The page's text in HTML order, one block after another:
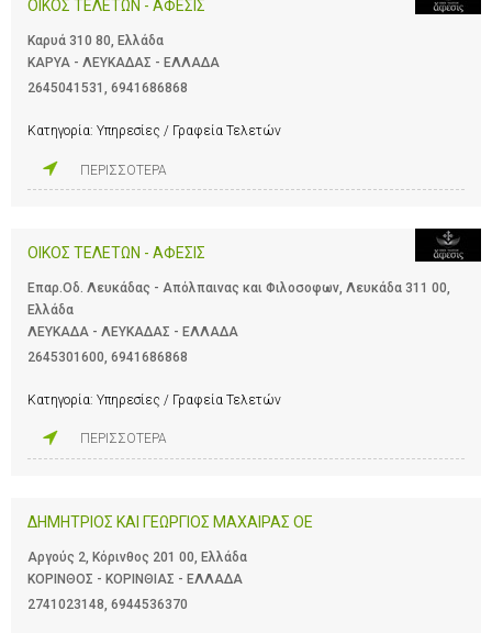
ΟΙΚΟΣ ΤΕΛΕΤΩΝ - ΑΦΕΣΙΣ
Καρυά 310 80, Ελλάδα
ΚΑΡΥΑ - ΛΕΥΚΑΔΑΣ - ΕΛΛΑΔΑ
2645041531 , 6941686868
Κατηγορία: Υπηρεσίες / Γραφεία Τελετών
ΠΕΡΙΣΣΟΤΕΡΑ
ΟΙΚΟΣ ΤΕΛΕΤΩΝ - ΑΦΕΣΙΣ
Επαρ.Οδ. Λευκάδας - Απόλπαινας και Φιλοσοφων, Λευκάδα 311 00,
Ελλάδα
ΛΕΥΚΑΔΑ - ΛΕΥΚΑΔΑΣ - ΕΛΛΑΔΑ
2645301600, 6941686868
Κατηγορία: Υπηρεσίες / Γραφεία Τελετών
ΠΕΡΙΣΣΟΤΕΡΑ
ΔΗΜΗΤΡΙΟΣ ΚΑΙ ΓΕΩΡΓΙΟΣ ΜΑΧΑΙΡΑΣ ΟΕ
Αργούς 2, Κόρινθος 201 00, Ελλάδα
ΚΟΡΙΝΘΟΣ - ΚΟΡΙΝΘΙΑΣ - ΕΛΛΑΔΑ
2741023148, 6944536370